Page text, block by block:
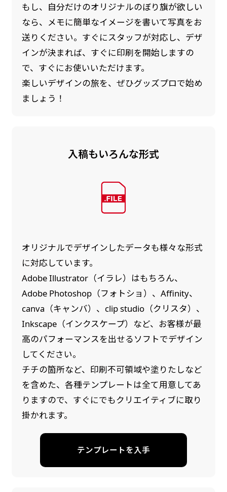
もし、自分だけのオリジナルのぼり旗が欲しい
なら、メモに簡単なイメージを書いて写真をお
送りください。すぐにスタッフが対応し、デザ
インが決まれば、すぐに印刷を開始しますの
で、すぐにお使いいただけます。
楽しいデザインの旅を、ぜひグッズプロで始め
ましょう！
入稿もいろんな形式
オリジナルでデザインしたデータも様々な形式
に対応しています。
Adobe Illustrator（イラレ）はもちろん、
Adobe Photoshop（フォトショ）、Affinity、
canva（キャンバ）、clip studio（クリスタ）、
Inkscape（インクスケープ）など、お客様が最
高のパフォーマンスを出せるソフトでデザイン
してください。
チチの箇所など、印刷不可領域や塗りたしなど
を含めた、各種テンプレートは全て用意してあ
りますので、すぐにでもクリエイティブに取り
掛かれます。
テンプレートを入手